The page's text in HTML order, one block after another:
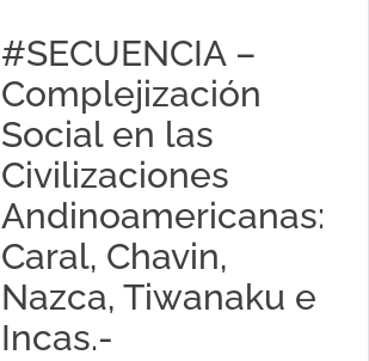
#SECUENCIA –
Complejización
Social en las
Civilizaciones
Andinoamericanas:
Caral, Chavin,
Nazca, Tiwanaku e
Incas.-